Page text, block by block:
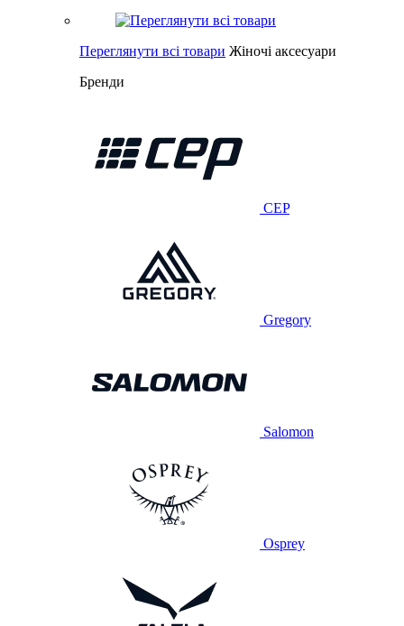
Переглянути всі товари Жіночі аксесуари
Бренди
CEP
Gregory
Salomon
Osprey